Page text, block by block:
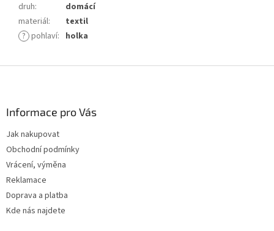
druh:
domácí
materiál:
textil
? pohlaví: holka
Informace pro Vás
Jak nakupovat
Obchodní podmínky
Vrácení, výměna
Reklamace
Doprava a platba
Kde nás najdete